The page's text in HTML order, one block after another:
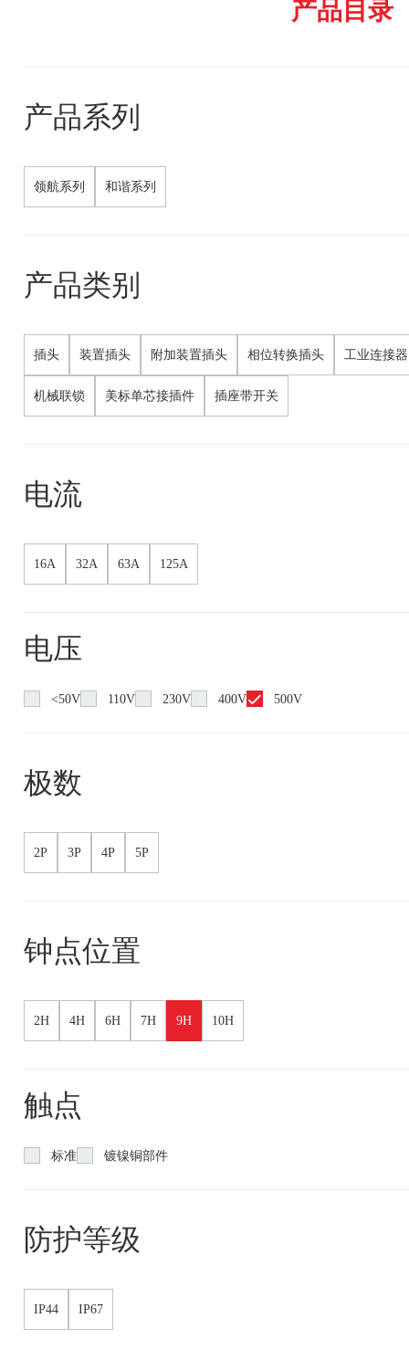
产品目录
产品系列
领航系列 和谐系列
产品类别
插头 装置插头 附加装置插头 相位转换插头 工业连接器
机械联锁 美标单芯接插件 插座带开关
电流
16A 32A 63A 125A
电压
<50V 110V 230V 400V 500V
极数
2P 3P 4P 5P
钟点位置
2H 4H 6H 7H 9H 10H
触点
标准 镀镍铜部件
防护等级
IP44 IP67